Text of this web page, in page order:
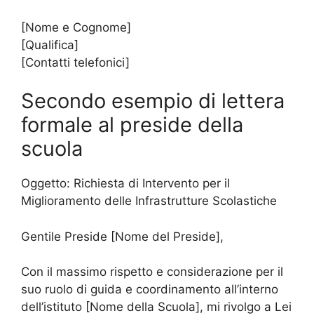
[Nome e Cognome]
[Qualifica]
[Contatti telefonici]
Secondo esempio di lettera
formale al preside della
scuola
Oggetto: Richiesta di Intervento per il
Miglioramento delle Infrastrutture Scolastiche
Gentile Preside [Nome del Preside],
Con il massimo rispetto e considerazione per il
suo ruolo di guida e coordinamento all’interno
dell’istituto [Nome della Scuola], mi rivolgo a Lei